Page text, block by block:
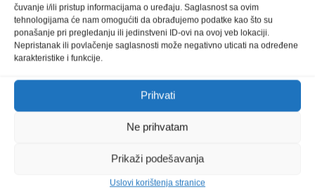
čuvanje i/ili pristup informacijama o uređaju. Saglasnost sa ovim
tehnologijama će nam omogućiti da obrađujemo podatke kao što su
ponašanje pri pregledanju ili jedinstveni ID-ovi na ovoj veb lokaciji.
Nepristanak ili povlačenje saglasnosti može negativno uticati na određene
karakteristike i funkcije.
Prihvati
Ne prihvatam
Prikaži podešavanja
Uslovi korištenja stranice
Politiku privatnosti
radi unapređenja
korisničkog iskustva. Da saznate više o načinu obrade